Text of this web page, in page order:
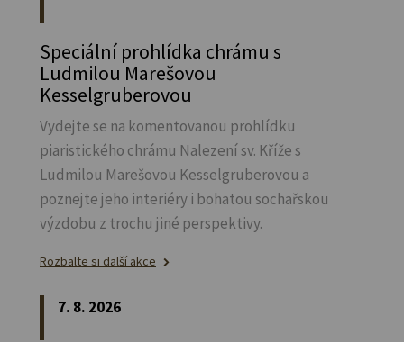
Speciální prohlídka chrámu s
Ludmilou Marešovou
Kesselgruberovou
Vydejte se na komentovanou prohlídku
piaristického chrámu Nalezení sv. Kříže s
Ludmilou Marešovou Kesselgruberovou a
poznejte jeho interiéry i bohatou sochařskou
výzdobu z trochu jiné perspektivy.
Rozbalte si další akce
7. 8. 2026